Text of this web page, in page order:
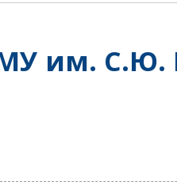
им. С.Ю.